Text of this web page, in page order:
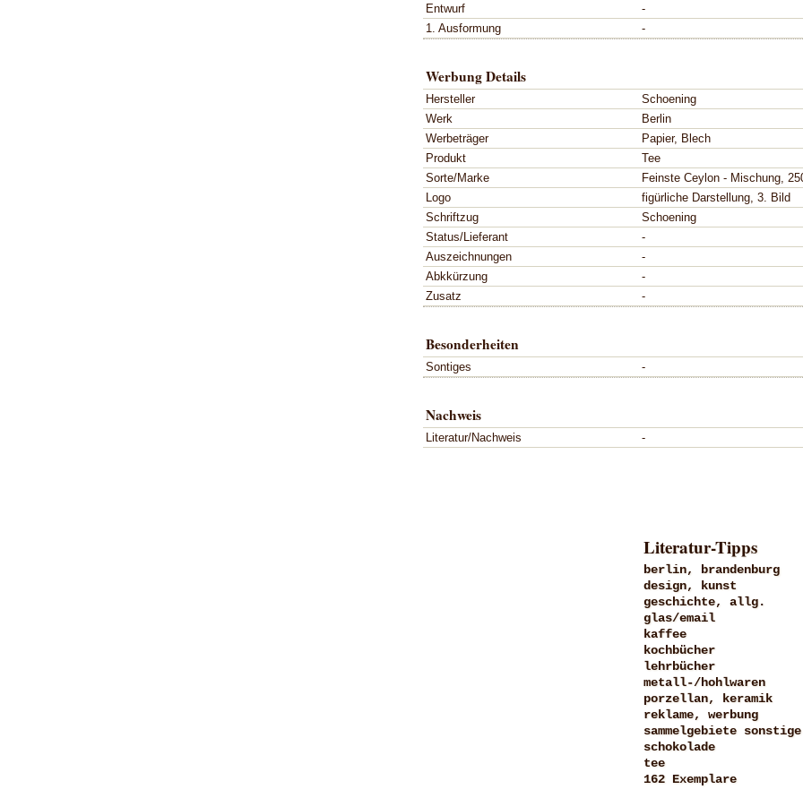
Entwurf
-
1. Ausformung
-
Werbung Details
Hersteller
Schoening
Werk
Berlin
Werbeträger
Papier, Blech
Produkt
Tee
Sorte/Marke
Feinste Ceylon - Mischung,
Logo
figürliche Darstellung, 3. Bild
Schriftzug
Schoening
Status/Lieferant
-
Auszeichnungen
-
Abkkürzung
-
Zusatz
-
Besonderheiten
Sontiges -
Nachweis
Literatur/Nachweis -
Literatur-Tipps
berlin, brandenburg
design, kunst
geschichte, allg.
glas/email
kaffee
kochbücher
lehrbücher
metall-/hohlwaren
porzellan, keramik
reklame, werbung
sammelgebiete sonstige
schokolade
tee
162 Exemplare